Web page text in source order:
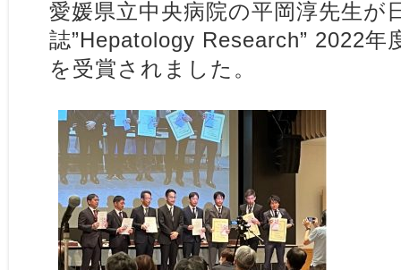
愛媛県立中央病院の平岡淳先生が
誌”Hepatology Research” 2022
を受賞されました。